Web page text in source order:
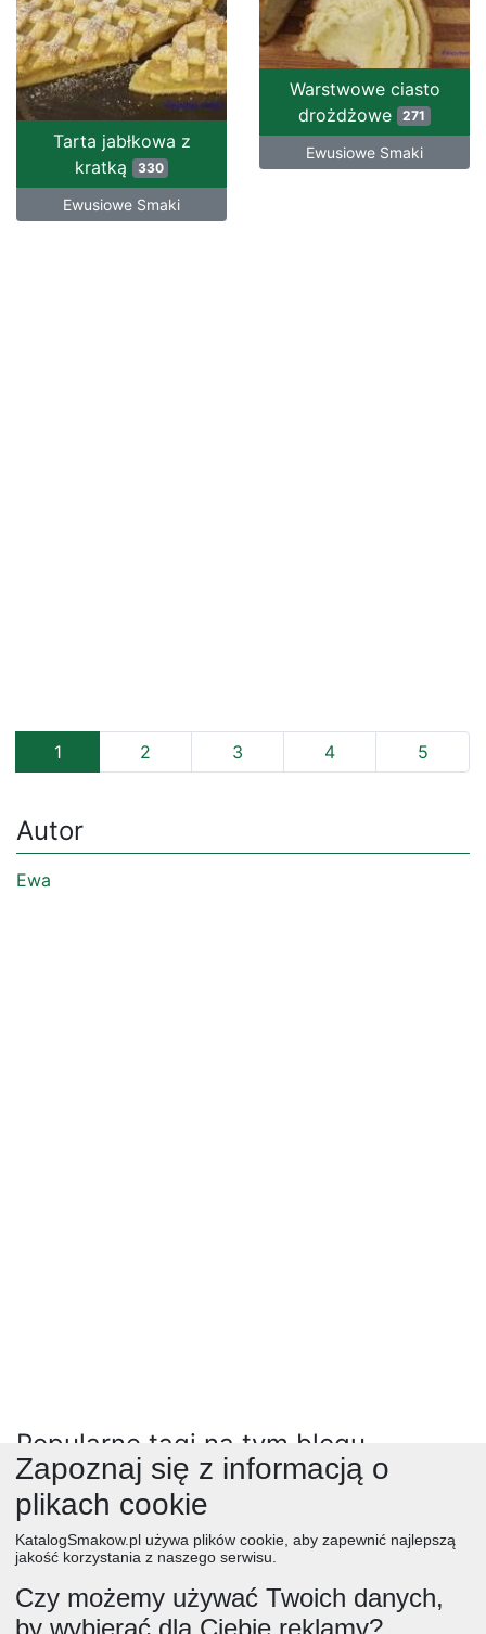
Warstwowe ciasto
drożdżowe 271
Ewusiowe Smaki
Tarta jabłkowa z
kratką
330
Ewusiowe Smaki
1 2 3 4 5
Autor
Ewa
Popularne tagi na tym blogu
ciasta (19170) jablka (3416)
przekaski(6986) przetwory na zimę(134) bułeczki(424)
różne (348) truskawki (4023) cukinia(3008) czereśnie(260)
desery(12565) jagody(1258) kapusta(1425) kotlety
Zapoznaj się z informacją o
plikach cookie
KatalogSmakow.pl używa plików cookie, aby zapewnić najlepszą
jakość korzystania z naszego serwisu.
Czy możemy używać Twoich danych,
by wybierać dla Ciebie reklamy?